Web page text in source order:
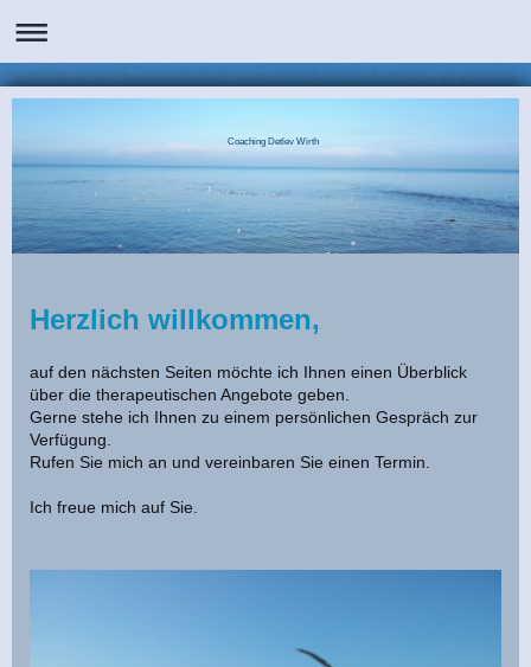
Coaching Detlev Wirth
Herzlich willkommen,
auf den nächsten Seiten möchte ich Ihnen einen Überblick
über die therapeutischen Angebote geben.
Gerne stehe ich Ihnen zu einem persönlichen Gespräch zur
Verfügung.
Rufen Sie mich an und vereinbaren Sie einen Termin.
Ich freue mich auf Sie.